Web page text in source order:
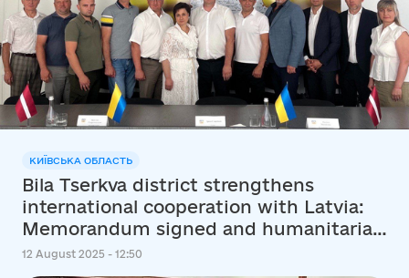
КИЇВСЬКА ОБЛАСТЬ
Bila Tserkva district strengthens
international cooperation with Latvia:
Memorandum signed and humanitarian
aid delivered
12 August 2025 - 12:50